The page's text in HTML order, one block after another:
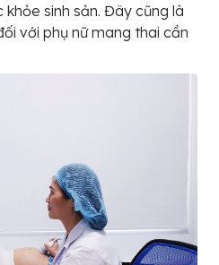
khỏe sinh sản. Đây cũng là
với phụ nữ mang thai cần